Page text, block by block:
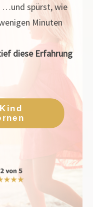
…und spürst, wie
Minuten
diese Erfahrung